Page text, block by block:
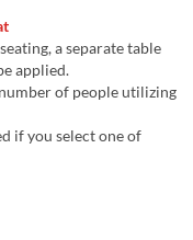
a separate table
applied.
of people utilizing
if you select one of